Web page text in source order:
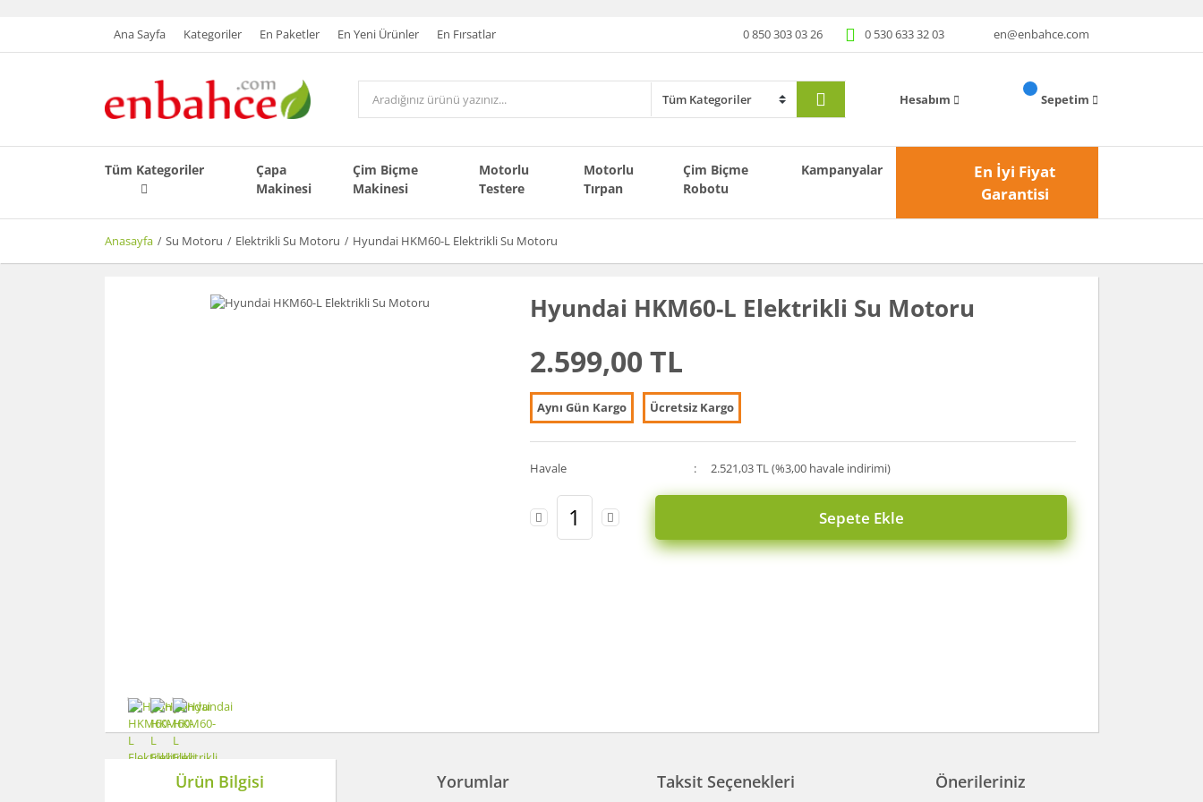
Ana Sayfa Kategoriler En Paketler En Yeni Ürünler En Fırsatlar 0 850 303 03 26 0 530 633 32 03 en@enbahce.com
Hesabım Sepetim
Tüm Kategoriler
Çapa
Makinesi
Çim Biçme
Makinesi
Motorlu
Testere
Motorlu
Tırpan
Çim Biçme
Robotu
Kampanyalar
En İyi Fiyat
Garantisi
Anasayfa Su Motoru Elektrikli Su Motoru Hyundai HKM60-L Elektrikli Su Motoru
Hyundai HKM60-L Elektrikli Su Motoru
2.599,00 TL
Aynı Gün Kargo Ücretsiz Kargo
Havale 2.521,03 TL (%3,00 havale indirimi)
Sepete Ekle
Ürün Bilgisi Yorumlar Taksit Seçenekleri Önerileriniz